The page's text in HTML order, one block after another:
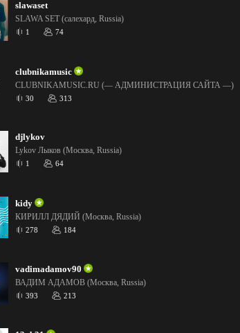
slawaset
SLAWA SET (салехард, Russia)
1 74
clubnikamusic
CLUBNIKAMUSIC.RU (— АДМИНИСТРАЦИЯ САЙТА —)
30 313
djlykov
Lykov Лыков (Москва, Russia)
1 64
kidy
КИРИЛЛ ДЯДИЙ (Москва, Russia)
278 184
vadimadamov90
ВАДИМ АДАМОВ (Москва, Russia)
393 213